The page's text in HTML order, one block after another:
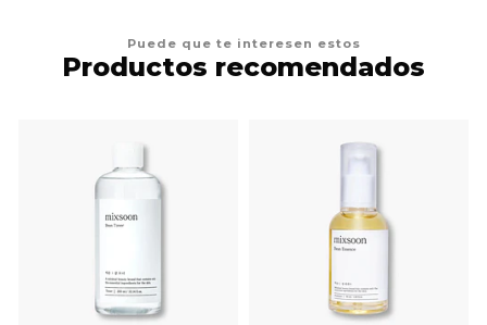
Puede que te interesen estos
Productos recomendados